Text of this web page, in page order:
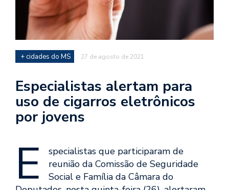
+ cidades do MS 27 de agosto de 2021
Especialistas alertam para
uso de cigarros eletrônicos
por jovens
E
specialistas que participaram de
reunião da Comissão de Seguridade
Social e Família da Câmara do